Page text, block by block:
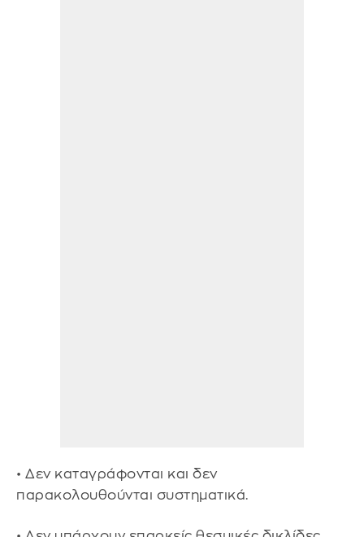
• Δεν καταγράφονται και δεν
παρακολουθούνται συστηματικά.